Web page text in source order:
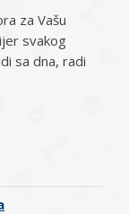
za Vašu
svakog
sa dna, radi